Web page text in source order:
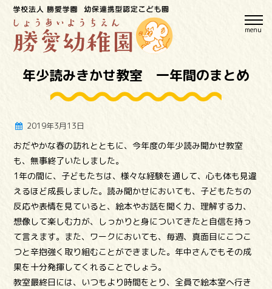
年少読みきかせ教室 一年間のまとめ
2019年3月13日
おだやかな春の訪れとともに、今年度の年少読み聞かせ教室
も、無事終了いたしました。
1年の間に、子どもたちは、様々な経験を通して、心も体も見違
えるほど成長しました。読み聞かせにおいても、子どもたちの
反応や表情を見ていると、絵本やお話を聞く力、理解する力、
想像して楽しむ力が、しっかりと身についてきたと自信を持っ
て言えます。また、ワークにおいても、毎週、真面目にこつこ
つと辛抱強く取り組むことができました。年中さんでもその成
果を十分発揮してくれることでしょう。
教室最終日には、いつもより時間をとり、全員で絵本室へ行き
menu